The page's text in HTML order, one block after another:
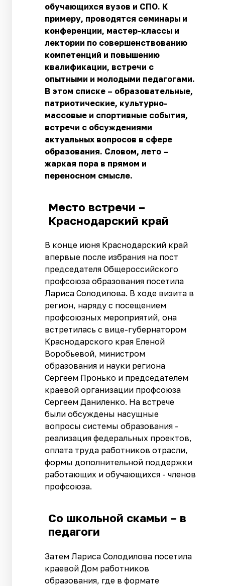
обучающихся вузов и СПО. К
примеру, проводятся семинары и
конференции, мастер-классы и
лектории по совершенствованию
компетенций и повышению
квалификации, встречи с
опытными и молодыми педагогами.
В этом списке – образовательные,
патриотические, культурно-
массовые и спортивные события,
встречи с обсуждениями
актуальных вопросов в сфере
образования. Словом, лето –
жаркая пора в прямом и
переносном смысле.
Место встречи –
Краснодарский край
В конце июня Краснодарский край
впервые после избрания на пост
председателя Общероссийского
профсоюза образования посетила
Лариса Солодилова. В ходе визита в
регион, наряду с посещением
профсоюзных мероприятий, она
встретилась с вице-губернатором
Краснодарского края Еленой
Воробьевой, министром
образования и науки региона
Сергеем Пронько и председателем
краевой организации профсоюза
Сергеем Даниленко. На встрече
были обсуждены насущные
вопросы системы образования -
реализация федеральных проектов,
оплата труда работников отрасли,
формы дополнительной поддержки
работающих и обучающихся - членов
профсоюза.
Со школьной скамьи – в
педагоги
Затем Лариса Солодилова посетила
краевой Дом работников
образования, где в формате